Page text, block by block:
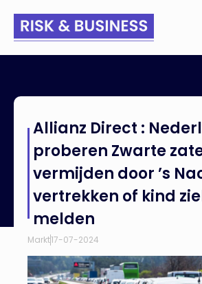
Zwarte zaterdag te vermijden door ’s
Allianz Direct :
proberen Zwarte
vermijden door ’s
vertrekken of kind
melden
Markt17-07-2024